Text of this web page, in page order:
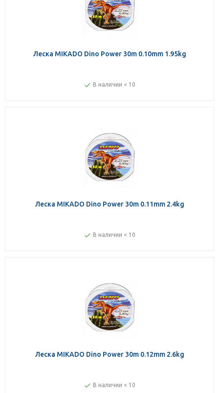
Леска MIKADO Dino Power 30m 0.10mm 1.95kg
В наличии < 10
Леска MIKADO Dino Power 30m 0.11mm 2.4kg
В наличии < 10
Леска MIKADO Dino Power 30m 0.12mm 2.6kg
В наличии < 10